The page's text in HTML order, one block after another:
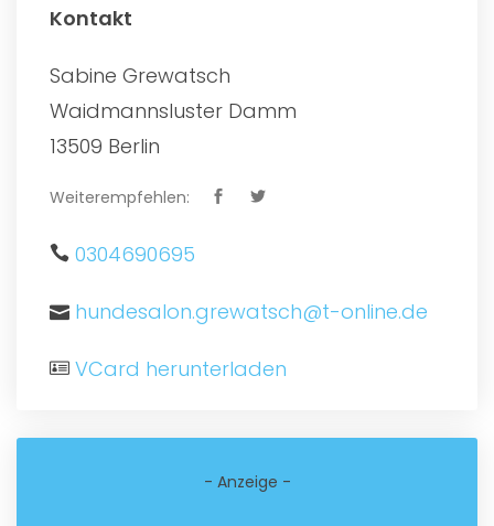
Kontakt
Sabine Grewatsch
Waidmannsluster Damm
13509 Berlin
Weiterempfehlen:
0304690695
hundesalon.grewatsch@t-online.de
VCard herunterladen
- Anzeige -